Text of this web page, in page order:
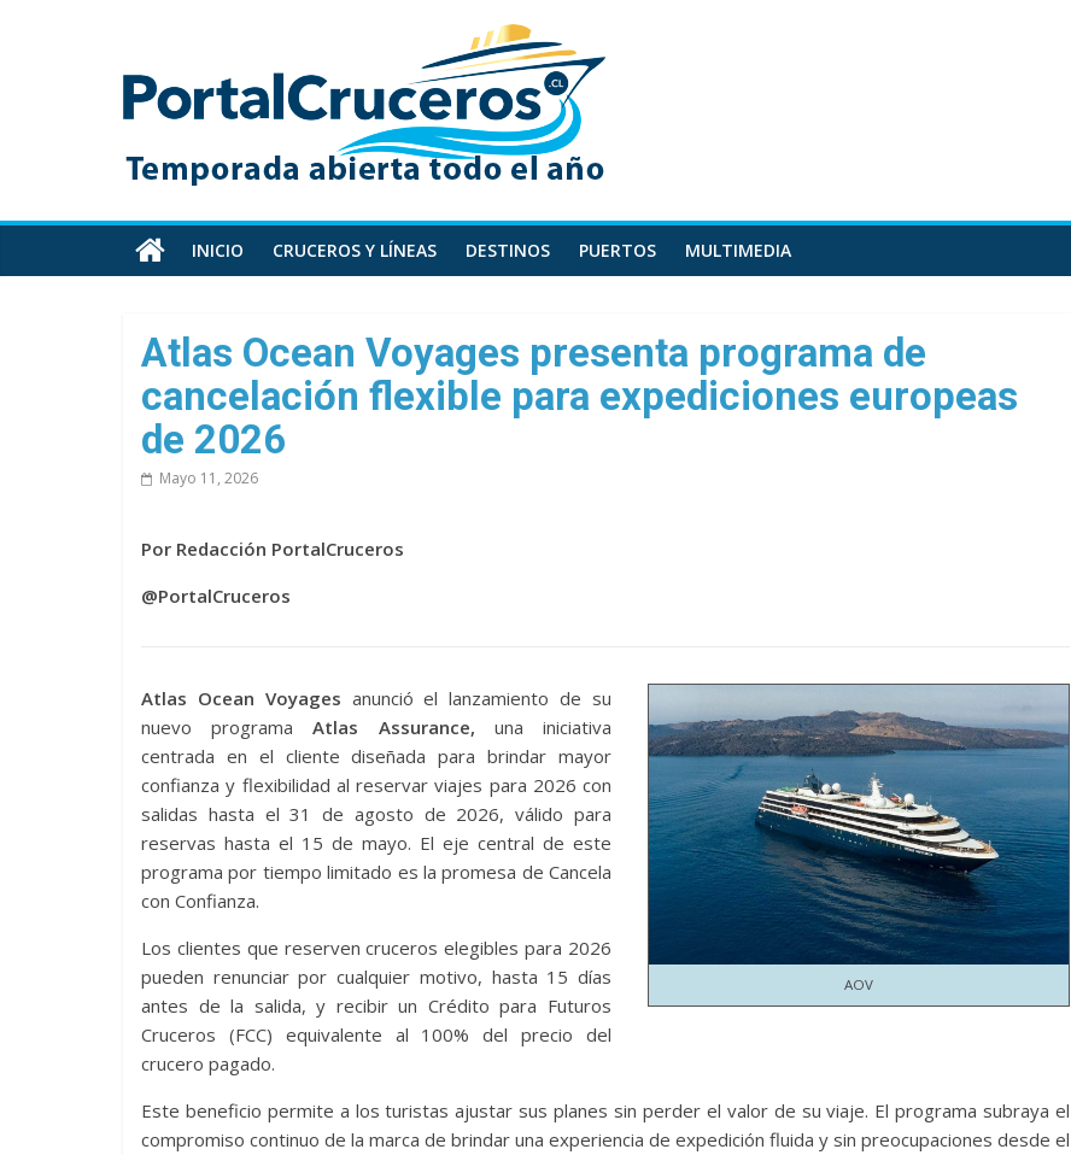
PortalCruceros
Toda
información
cruceros
en
un
sitio
INICIO CRUCEROS Y LÍNEAS DESTINOS PUERTOS MULTIMEDIA
Atlas Ocean Voyages presenta programa de
cancelación flexible para expediciones europeas
de 2026
Mayo 11, 2026
Por Redacción PortalCruceros
@PortalCruceros
AOV
Atlas Ocean Voyages anunció el lanzamiento de su
nuevo programa Atlas Assurance, una iniciativa
centrada en el cliente diseñada para brindar mayor
confianza y flexibilidad al reservar viajes para 2026 con
salidas hasta el 31 de agosto de 2026, válido para
reservas hasta el 15 de mayo. El eje central de este
programa por tiempo limitado es la promesa de Cancela
con Confianza.
Los clientes que reserven cruceros elegibles para 2026
pueden renunciar por cualquier motivo, hasta 15 días
antes de la salida, y recibir un Crédito para Futuros
Cruceros (FCC) equivalente al 100% del precio del
crucero pagado.
Este beneficio permite a los turistas ajustar sus planes sin perder el valor de su viaje. El programa subraya el
compromiso continuo de la marca de brindar una experiencia de expedición fluida y sin preocupaciones desde el